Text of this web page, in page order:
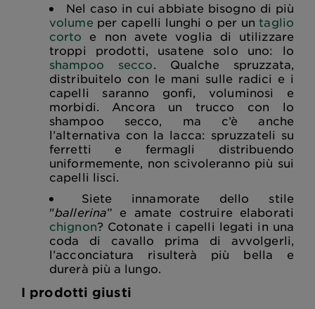
Nel caso in cui abbiate bisogno di più
volume per capelli lunghi o per untaglio
corto e non avete voglia di utilizzare
troppi prodotti, usatene solo uno: lo
shampoo secco. Qualche spruzzata,
distribuitelo con le mani sulle radici e i
capelli saranno gonfi, voluminosi e
morbidi. Ancora un trucco con lo
shampoo secco, ma c’è anche
l’alternativa con la lacca: spruzzateli su
ferretti e fermagli distribuendo
uniformemente, non scivoleranno più sui
capelli lisci.
Siete innamorate dello stile
"ballerina” e amate costruire elaborati
chignon? Cotonate i capelli legati in una
coda di cavallo prima di avvolgerli,
l’acconciatura risulterà più bella e
durerà più a lungo.
I prodotti giusti